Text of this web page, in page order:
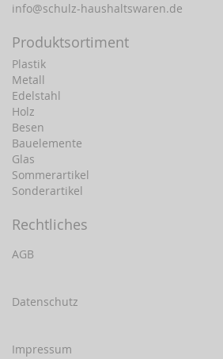
info@schulz-haushaltswaren.de
Produktsortiment
Plastik
Metall
Edelstahl
Holz
Besen
Bauelemente
Glas
Sommerartikel
Sonderartikel
Rechtliches
AGB
Datenschutz
Impressum